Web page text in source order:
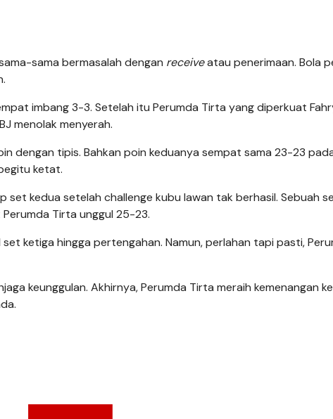
sama bermasalah dengan receiveatau penerimaan. Bola
imbang 3-3. Setelah itu Perumda Tirta yang diperkuat
menolak menyerah.
dengan tipis. Bahkan poin keduanya sempat sama 23-23
ketat.
kedua setelah challenge kubu lawan tak berhasil. Sebuah
Tirta unggul 25-23.
ketiga hingga pertengahan. Namun, perlahan tapi pasti,
keunggulan. Akhirnya, Perumda Tirta meraih kemenangan